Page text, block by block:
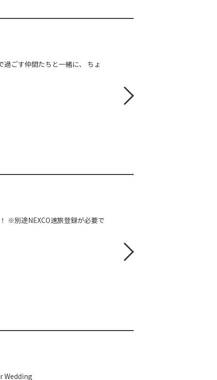
過ごす仲間たちと一緒に、 ちょ
※別途NEXCO速旅登録が必要で
Wedding